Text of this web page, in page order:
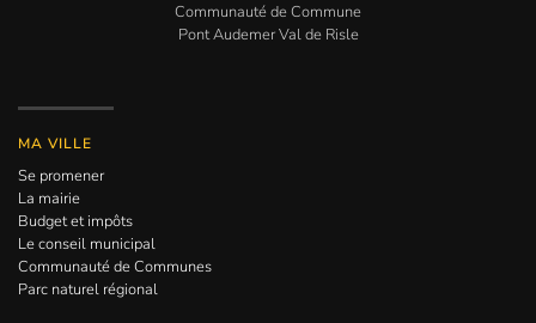
Communauté de Commune
Pont Audemer Val de Risle
MA VILLE
Se promener
La mairie
Budget et impôts
Le conseil municipal
Communauté de Communes
Parc naturel régional